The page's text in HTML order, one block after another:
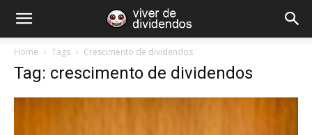
Home Tags Crescimento de dividendos
Tag: crescimento de dividendos